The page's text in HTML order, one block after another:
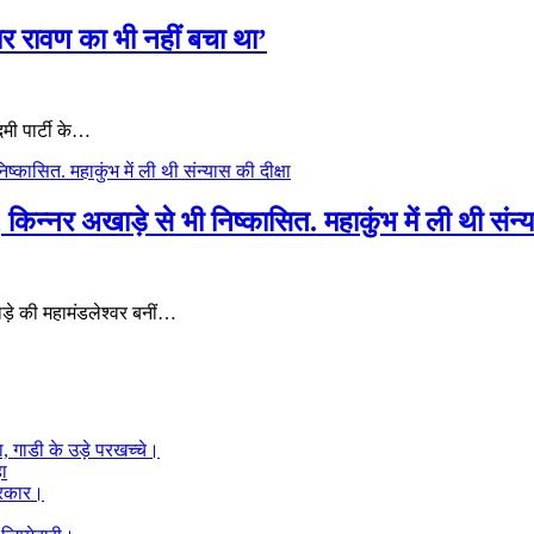
का भी नहीं बचा था’
पार्टी के…
अखाड़े से भी निष्कासित. महाकुंभ में ली थी
की महामंडलेश्वर बनीं…
गाडी के उड़े परखच्चे।